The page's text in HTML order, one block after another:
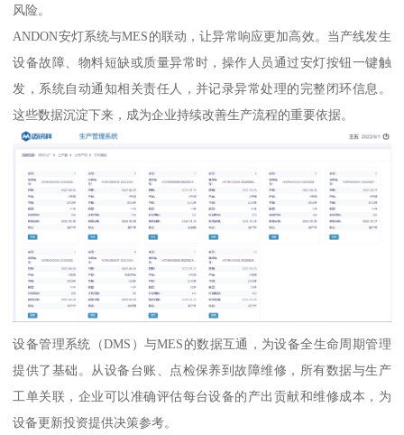
风险。
ANDON安灯系统与MES的联动，让异常响应更加高效。当产线发生
设备故障、物料短缺或质量异常时，操作人员通过安灯按钮一键触
发，系统自动通知相关责任人，并记录异常处理的完整闭环信息。
这些数据沉淀下来，成为企业持续改善生产流程的重要依据。
设备管理系统（DMS）与MES的数据互通，为设备全生命周期管理
提供了基础。从设备台账、点检保养到故障维修，所有数据与生产
工单关联，企业可以准确评估每台设备的产出贡献和维修成本，为
设备更新投资提供决策参考。